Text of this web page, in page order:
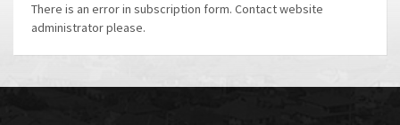
There is an error in subscription form. Contact website
administrator please.